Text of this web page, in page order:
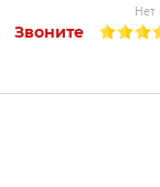
Нет
Звоните